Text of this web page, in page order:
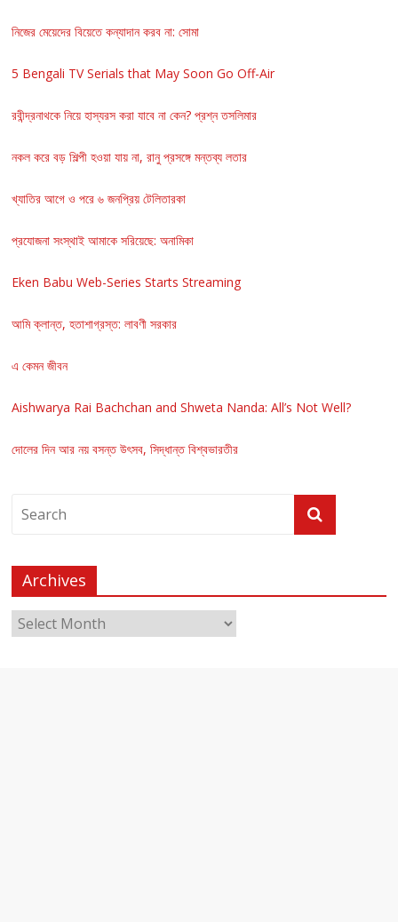
নিজের মেয়েদের বিয়েতে কন্যাদান করব না: সোমা
5 Bengali TV Serials that May Soon Go Off-Air
রবীন্দ্রনাথকে নিয়ে হাস্যরস করা যাবে না কেন? প্রশ্ন তসলিমার
নকল করে বড় শিল্পী হওয়া যায় না, রানু প্রসঙ্গে মন্তব্য লতার
খ্যাতির আগে ও পরে ৬ জনপ্রিয় টেলিতারকা
প্রযোজনা সংস্থাই আমাকে সরিয়েছে: অনামিকা
Eken Babu Web-Series Starts Streaming
আমি ক্লান্ত, হতাশাগ্রস্ত: লাবণী সরকার
এ কেমন জীবন
Aishwarya Rai Bachchan and Shweta Nanda: All’s Not Well?
দোলের দিন আর নয় বসন্ত উৎসব, সিদ্ধান্ত বিশ্বভারতীর
Archives